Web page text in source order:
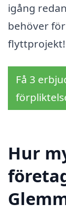
igång
behöver
flyttprojekt!
Få 3
Hur